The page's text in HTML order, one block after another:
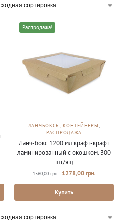
Распродажа!
ЛАНЧБОКСЫ, КОНТЕЙНЕРЫ,
РАСПРОДАЖА
Ланч-бокс 1200 мл крафт-крафт
ламинированный с окошком. 300
шт/ящ
1560,00грн. 1278,00 грн.
Купить